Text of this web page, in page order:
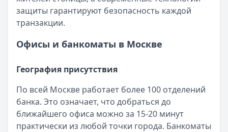
защиты гарантируют безопасность каждой
транзакции.
Офисы и банкоматы в Москве
География присутствия
По всей Москве работает более 100 отделений
банка. Это означает, что добраться до
ближайшего офиса можно за 15-20 минут
практически из любой точки города. Банкоматы